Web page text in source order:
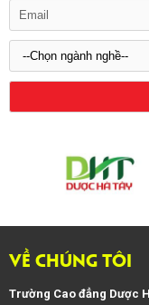
VỀ CHÚNG TÔI
Trường Cao đẳng Dược